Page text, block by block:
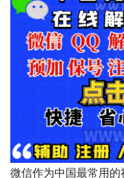
微信作为中国最常用